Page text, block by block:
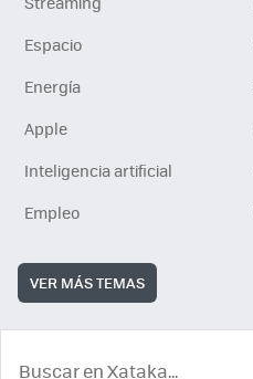
Espacio
Energía
Apple
Inteligencia artificial
Empleo
VER MÁS TEMAS